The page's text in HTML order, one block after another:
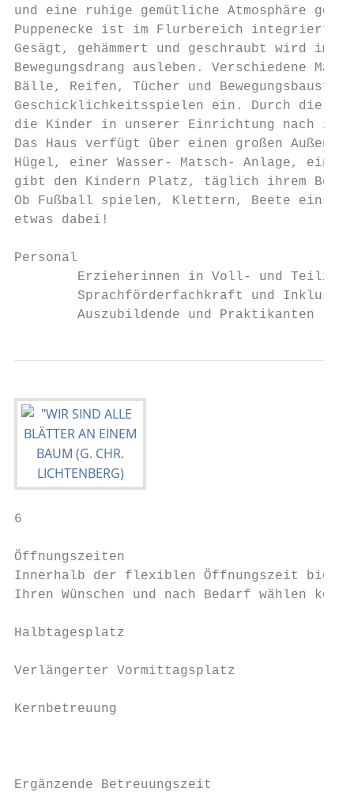
und eine ruhige gemütliche Atmosphäre
Puppenecke ist im Flurbereich integriert
Gesägt, gehämmert und geschraubt wird im
Bewegungsdrang ausleben. Verschiedene
Bälle, Reifen, Tücher und
Geschicklichkeitsspielen ein. Durch die
die Kinder in unserer Einrichtung nach
Das Haus verfügt über einen großen
Hügel, einer Wasser- Matsch- Anlage,
gibt den Kindern Platz, täglich ihrem
Ob Fußball spielen, Klettern, Beete
etwas dabei!
Personal
        Erzieherinnen in Voll- und Teilzeit
Sprachförderfachkraft und
        Auszubildende und Praktikanten
6
Öffnungszeiten
Innerhalb der flexiblen Öffnungszeit bieten
Ihren Wünschen und nach Bedarf wählen
Halbtagesplatz
Verlängerter Vormittagsplatz
Kernbetreuung
Ergänzende Betreuungszeit